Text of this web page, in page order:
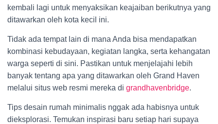
kembali lagi untuk menyaksikan keajaiban berikutnya yang
ditawarkan oleh kota kecil ini.
Tidak ada tempat lain di mana Anda bisa mendapatkan
kombinasi kebudayaan, kegiatan langka, serta kehangatan
warga seperti di sini. Pastikan untuk menjelajahi lebih
banyak tentang apa yang ditawarkan oleh Grand Haven
melalui situs web resmi mereka di grandhavenbridge.
Tips desain rumah minimalis nggak ada habisnya untuk
dieksplorasi. Temukan inspirasi baru setiap hari supaya